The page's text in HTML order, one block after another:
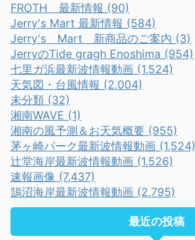
FROTH 最新情報 (90)
Jerry's Mart 最新情報 (584)
Jerry's Mart 新商品のご案内 (3)
JerryのTide gragh Enoshima (954)
七里ガ浜最新波情報動画 (1,524)
天気図・台風情報 (2,004)
未分類 (32)
湘南WAVE (1)
湘南の風予測＆お天気概要 (955)
茅ヶ崎パーク最新波情報動画 (1,524)
辻堂海岸最新波情報動画 (1,526)
速報画像 (7,437)
鵠沼海岸最新波情報動画 (2,795)
最近の投稿